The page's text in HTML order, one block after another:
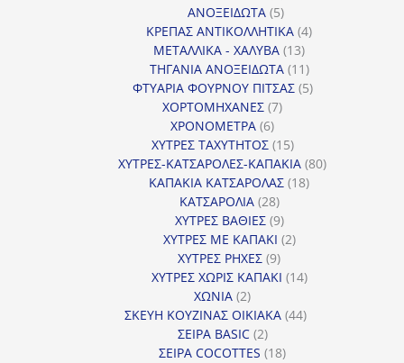
προϊόντα
ΑΝΟΞΕΙΔΩΤΑ 55
προϊόντα
ΚΡΕΠΑΣ ΑΝΤΙΚΟΛΛΗΤΙΚΑ 44
ΜΕΤΑΛΛΙΚΑ - ΧΑΛΥΒΑ 1313
προϊόντα
ΤΗΓΑΝΙΑ ΑΝΟΞΕΙΔΩΤΑ 1111
προϊόντα
ΦΤΥΑΡΙΑ ΦΟΥΡΝΟΥ ΠΙΤΣΑΣ 55
ΧΟΡΤΟΜΗΧΑΝΕΣ 77
ΧΡΟΝΟΜΕΤΡΑ 66
προϊόντα
ΧΥΤΡΕΣ ΤΑΧΥΤΗΤΟΣ 1515
προϊόντα
ΧΥΤΡΕΣ-ΚΑΤΣΑΡΟΛΕΣ-ΚΑΠΑΚΙΑ 8080
ΚΑΠΑΚΙΑ ΚΑΤΣΑΡΟΛΑΣ 1818
ΚΑΤΣΑΡΟΛΙΑ 2828
προϊόντα
ΧΥΤΡΕΣ ΒΑΘΙΕΣ 99
προϊόντα
ΧΥΤΡΕΣ ΜΕ ΚΑΠΑΚΙ 22
ΧΥΤΡΕΣ ΡΗΧΕΣ 99
προϊόντα
ΧΥΤΡΕΣ ΧΩΡΙΣ ΚΑΠΑΚΙ 1414
ΧΩΝΙΑ 22
προϊόντα
ΣΚΕΥΗ ΚΟΥΖΙΝΑΣ ΟΙΚΙΑΚΑ 4444
ΣΕΙΡΑ BASIC 22
προϊόντα
ΣΕΙΡΑ COCOTTES 1818